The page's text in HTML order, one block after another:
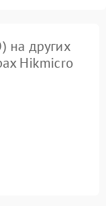
на других
Hikmicro